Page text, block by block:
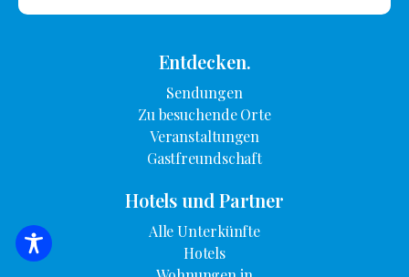
SUCHE NACH UNTERKUNFT
Entdecken.
Sendungen
Zu besuchende Orte
Veranstaltungen
Gastfreundschaft
Hotels und Partner
Alle Unterkünfte
Hotels